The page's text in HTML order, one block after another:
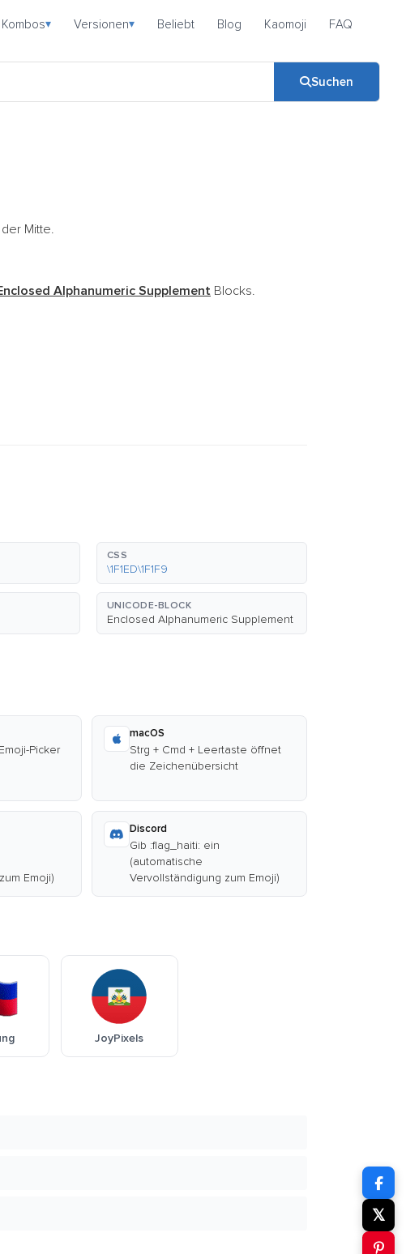
Kombos▾ Versionen▾ Beliebt Blog Kaomoji FAQ
Suchen
Mitte.
Alphanumeric Supplement Blocks.
CSS
\1F1ED\1F1F9
UNICODE-BLOCK
Enclosed Alphanumeric Supplement
Picker
macOS
Strg + Cmd + Leertaste öffnet
die Zeichenübersicht
Emoji)
Discord
Gib :flag_haiti: ein
(automatische
Vervollständigung zum Emoji)
JoyPixels
𝕏